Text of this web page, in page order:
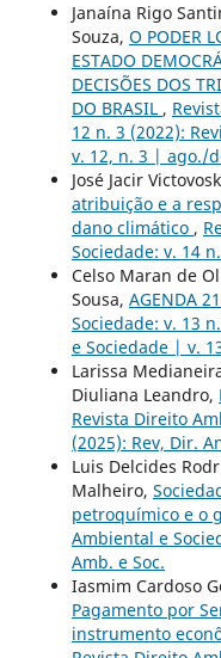
Janaína Rigo
Souza, O PODER
ESTADO
DECISÕES DOS
DO BRASIL ,
12 n. 3 (2022):
v. 12, n. 3 | ago./
José Jacir
atribuição e a
dano climático ,
Sociedade: v. 14
Celso Maran de
Sousa, AGENDA
Sociedade: v. 13
e Sociedade | v.
Larissa
Diuliana Leandro,
Revista Direito
(2025): Rev, Dir.
Luis Delcides
Malheiro,
petroquímico e o
Ambiental e
Amb. e Soc.
Iasmim Cardoso
Pagamento por
instrumento